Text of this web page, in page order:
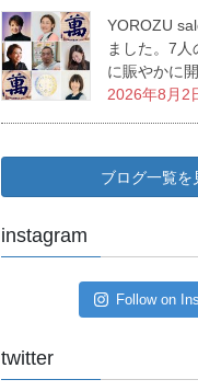
YOROZU
ました。7
に賑やかに
2026年8月2
ブログ一覧を
instagram
Follow on
twitter